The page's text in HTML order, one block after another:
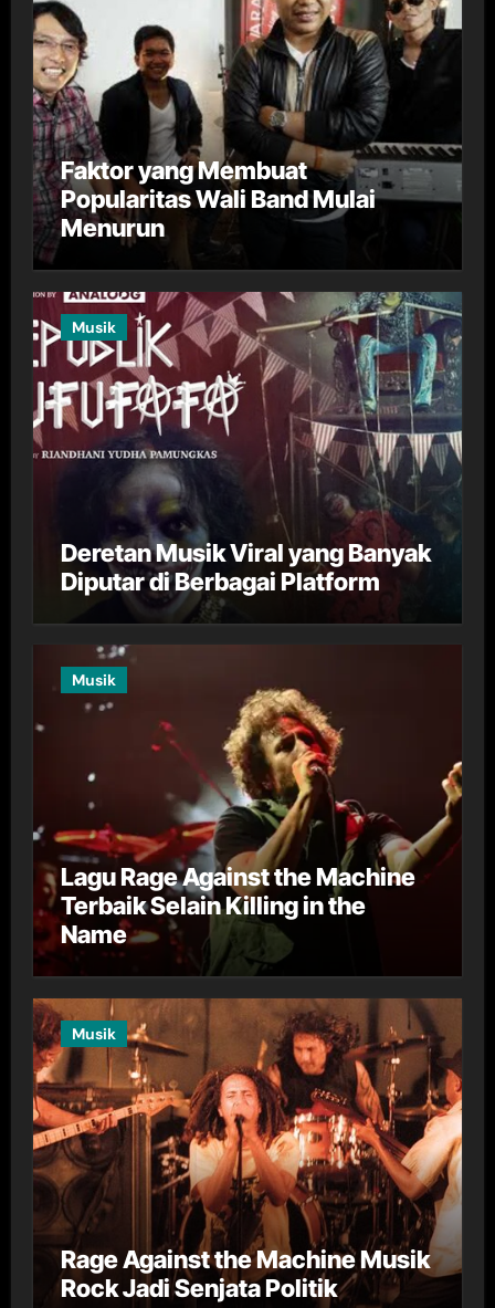
Faktor yang Membuat
Popularitas Wali Band Mulai
Menurun
Musik
Deretan Musik Viral yang Banyak
Diputar di Berbagai Platform
Musik
Lagu Rage Against the Machine
Terbaik Selain Killing in the
Name
Musik
Rage Against the Machine Musik
Rock Jadi Senjata Politik